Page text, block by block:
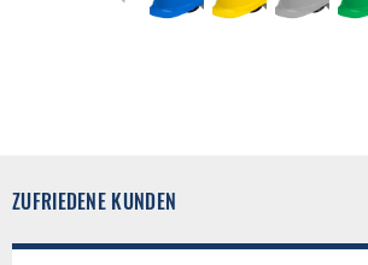
ZUFRIEDENE KUNDEN